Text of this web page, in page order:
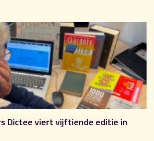
Dictee viert vijftiende editie in